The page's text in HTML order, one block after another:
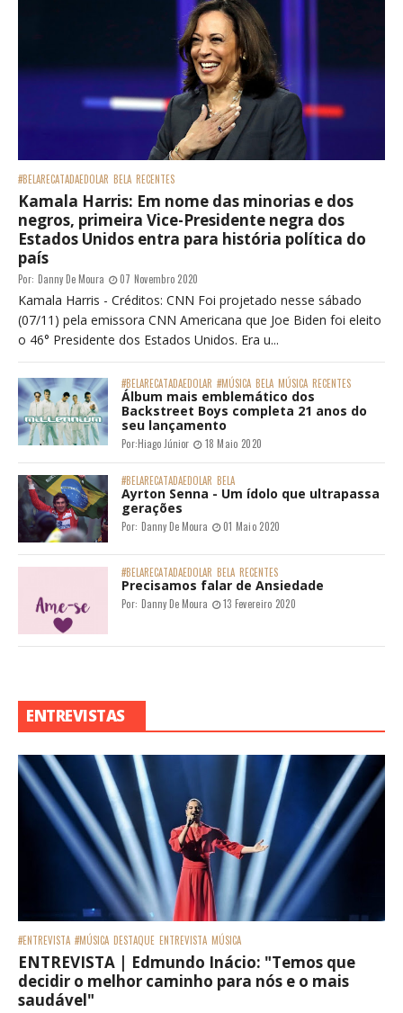
#BELARECATADAEDOLAR BELA RECENTES
Kamala Harris: Em nome das minorias e dos
negros, primeira Vice-Presidente negra dos
Estados Unidos entra para história política do
país
Por: Danny De Moura 07 Novembro 2020
Kamala Harris - Créditos: CNN Foi projetado nesse sábado
(07/11) pela emissora CNN Americana que Joe Biden foi eleito
o 46° Presidente dos Estados Unidos. Era u...
#BELARECATADAEDOLAR #MÚSICA BELA MÚSICA RECENTES
Álbum mais emblemático dos
Backstreet Boys completa 21 anos do
seu lançamento
Por:Hiago Júnior 18 Maio 2020
#BELARECATADAEDOLAR BELA
Ayrton Senna - Um ídolo que ultrapassa
gerações
Por: Danny De Moura 01 Maio 2020
#BELARECATADAEDOLAR BELA RECENTES
Precisamos falar de Ansiedade
Por: Danny De Moura 13 Fevereiro 2020
ENTREVISTAS
#ENTREVISTA #MÚSICA DESTAQUE ENTREVISTA MÚSICA
ENTREVISTA | Edmundo Inácio: "Temos que
decidir o melhor caminho para nós e o mais
saudável"